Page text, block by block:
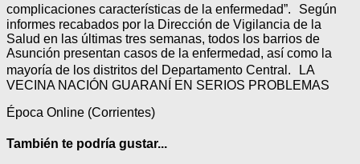
complicaciones características de la enfermedad”. Según
informes recabados por la Dirección de Vigilancia de la
Salud en las últimas tres semanas, todos los barrios de
Asunción presentan casos de la enfermedad, así como la
mayoría de los distritos del Departamento Central. LA
VECINA NACIÓN GUARANÍ EN SERIOS PROBLEMAS
Época Online (Corrientes)
También te podría gustar...